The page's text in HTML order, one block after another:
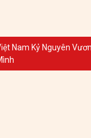
Nam Kỷ Nguyên Vươn